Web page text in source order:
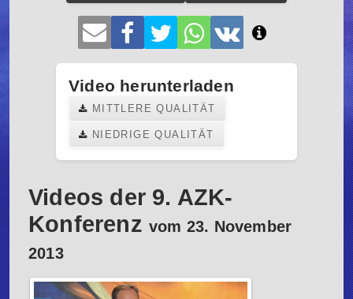
Video herunterladen
MITTLERE QUALITÄT
NIEDRIGE QUALITÄT
Videos der 9. AZK-
Konferenz vom 23. November
2013